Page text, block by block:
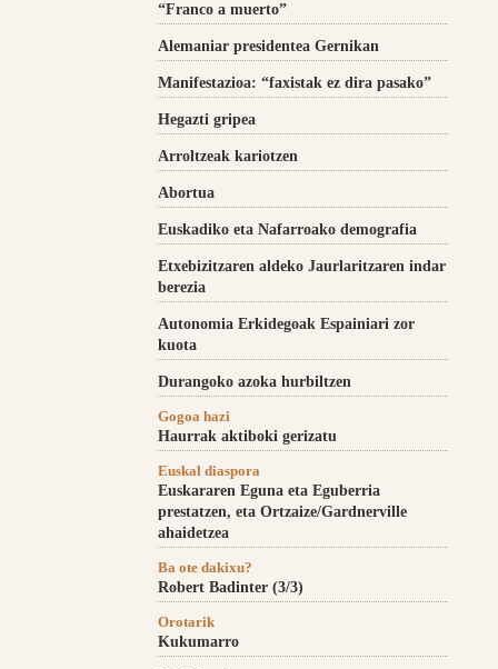
“Franco a muerto”
Alemaniar presidentea Gernikan
Manifestazioa: “faxistak ez dira pasako”
Hegazti gripea
Arroltzeak kariotzen
Abortua
Euskadiko eta Nafarroako demografia
Etxebizitzaren aldeko Jaurlaritzaren indar
berezia
Autonomia Erkidegoak Espainiari zor
kuota
Durangoko azoka hurbiltzen
Gogoa hazi
Haurrak aktiboki gerizatu
Euskal diaspora
Euskararen Eguna eta Eguberria
prestatzen, eta Ortzaize/Gardnerville
ahaidetzea
Ba ote dakixu?
Robert Badinter (3/3)
Orotarik
Kukumarro